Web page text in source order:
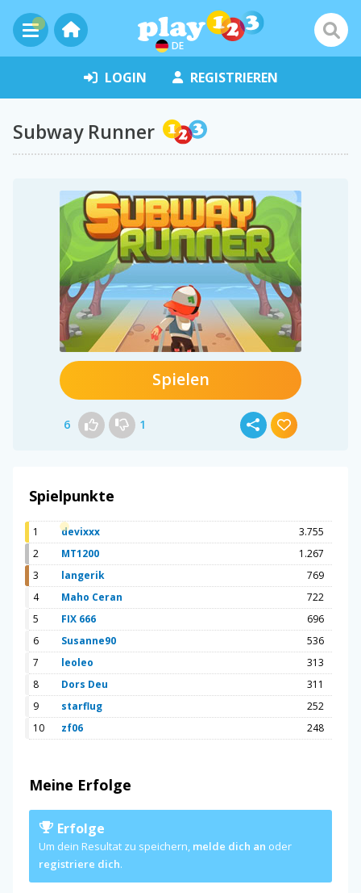
DE
LOGIN REGISTRIEREN
Subway Runner
Spielen
6 1
Spielpunkte
1 devixxx
3.755
2
MT1200
1.267
3
langerik
769
4
Maho Ceran
722
5
FIX 666
696
6
Susanne90
536
7
leoleo
313
8
Dors Deu
311
9
starflug
252
10
zf06 248
Meine Erfolge
Erfolge
Um dein Resultat zu speichern, melde dich an oder
registriere dich.